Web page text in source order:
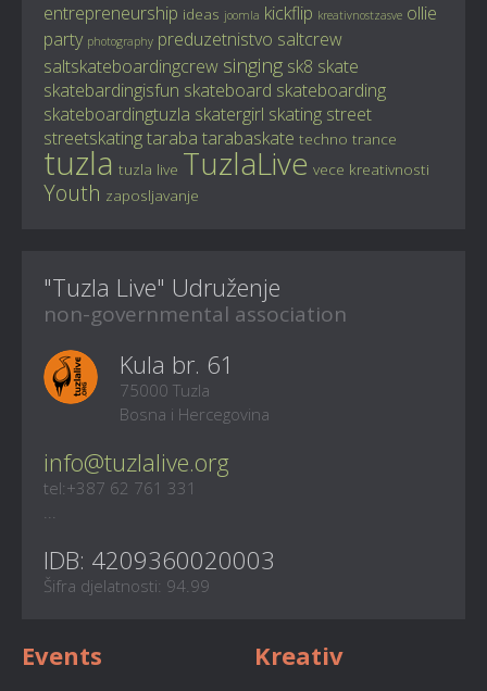
entrepreneurship ideas joomla kickflip kreativnostzasve ollie
party photography preduzetnistvo saltcrew
saltskateboardingcrew singing sk8 skate
skatebardingisfun skateboard skateboarding
skateboardingtuzla skatergirl skating street
streetskatingtaraba tarabaskate techno trance
tuzla tuzla live TuzlaLive vece kreativnosti
Youth zaposljavanje
"Tuzla Live" Udruženje
non-governmental association
Kula br. 61
75000 Tuzla
Bosna i Hercegovina
info@tuzlalive.org
tel:+387 62 761 331
...
IDB: 4209360020003
Šifra djelatnosti: 94.99
Events Kreativ